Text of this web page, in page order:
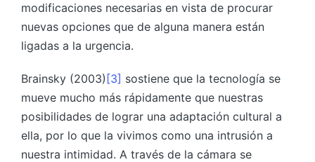
modificaciones necesarias en vista de procurar
nuevas opciones que de alguna manera están
ligadas a la urgencia.
Brainsky (2003) [3] sostiene que la tecnología se
mueve mucho más rápidamente que nuestras
posibilidades de lograr una adaptación cultural a
ella, por lo que la vivimos como una intrusión a
nuestra intimidad. A través de la cámara se